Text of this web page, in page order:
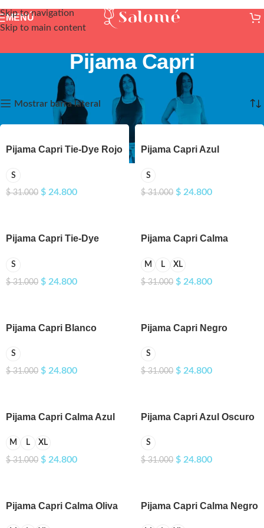
Skip to navigation
Skip to main content
MENÚ
Pijama Capri
Mostrando los 12 resultados
Mostrar barra lateral
Pijama Capri Tie-Dye Rojo
S
$31.000 $ 24.800
Pijama Capri Azul
S
$31.000 $ 24.800
Pijama Capri Tie-Dye
S
$31.000 $ 24.800
Pijama Capri Calma
M L XL
$31.000 $ 24.800
Pijama Capri Blanco
S
$31.000 $ 24.800
Pijama Capri Negro
S
$31.000 $ 24.800
Pijama Capri Calma Azul
M L XL
$31.000 $ 24.800
Pijama Capri Azul Oscuro
S
$31.000 $ 24.800
Pijama Capri Calma Oliva Pijama Capri Calma Negro